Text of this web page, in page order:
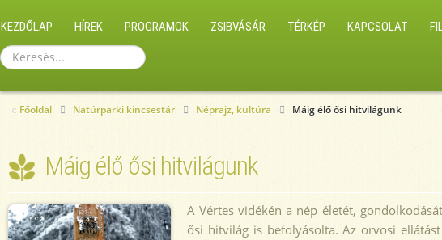
KEZDŐLAP HÍREK PROGRAMOK ZSIBVÁSÁR TÉRKÉP KAPCSOLAT
Keresés...
Főoldal Natúrparki kincsestár Néprajz, kultúra Máig élő ősi hitvilágunk
Máig élő ősi hitvilágunk
A Vértes vidékén a nép életét,
ősi hitvilág is befolyásolta. Az orvosi